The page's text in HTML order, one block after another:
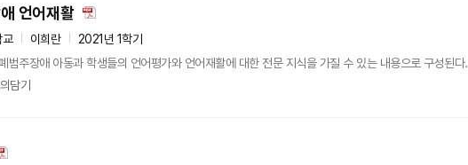
언어재활
교 이희란
2021년 1학기
범주장애 아동과 학생들의 언어평가와 언어재활에 대한 전문 지식을 가질 수 있는 내용으로 구성된다.
담기